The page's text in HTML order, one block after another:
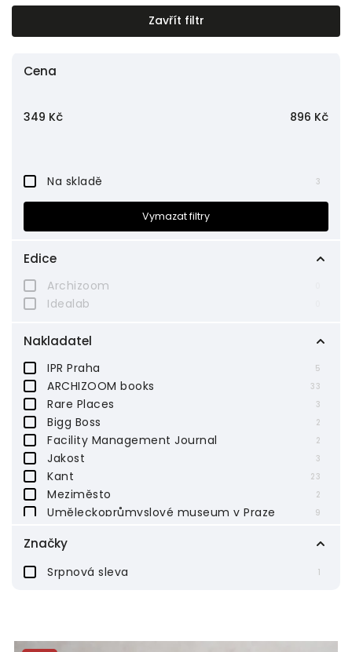
Nejlevnější
Nejdražší
Zavřít filtr
Cena
349 Kč 896 Kč
Na skladě 3
Značky
Srpnová sleva 1
Edice
Archizoom
Idealab
Nakladatel
IPR Praha 5
ARCHIZOOM books 33
Rare Places 3
Bigg Boss 2
Facility Management Journal 2
Jakost 3
Kant 23
Meziměsto 2
Uměleckoprůmyslové museum v Praze 9
B&P Publishing 1
Argo
Paseka
Vysoká škola uměleckoprůmyslová v Praze
Vymazat filtry